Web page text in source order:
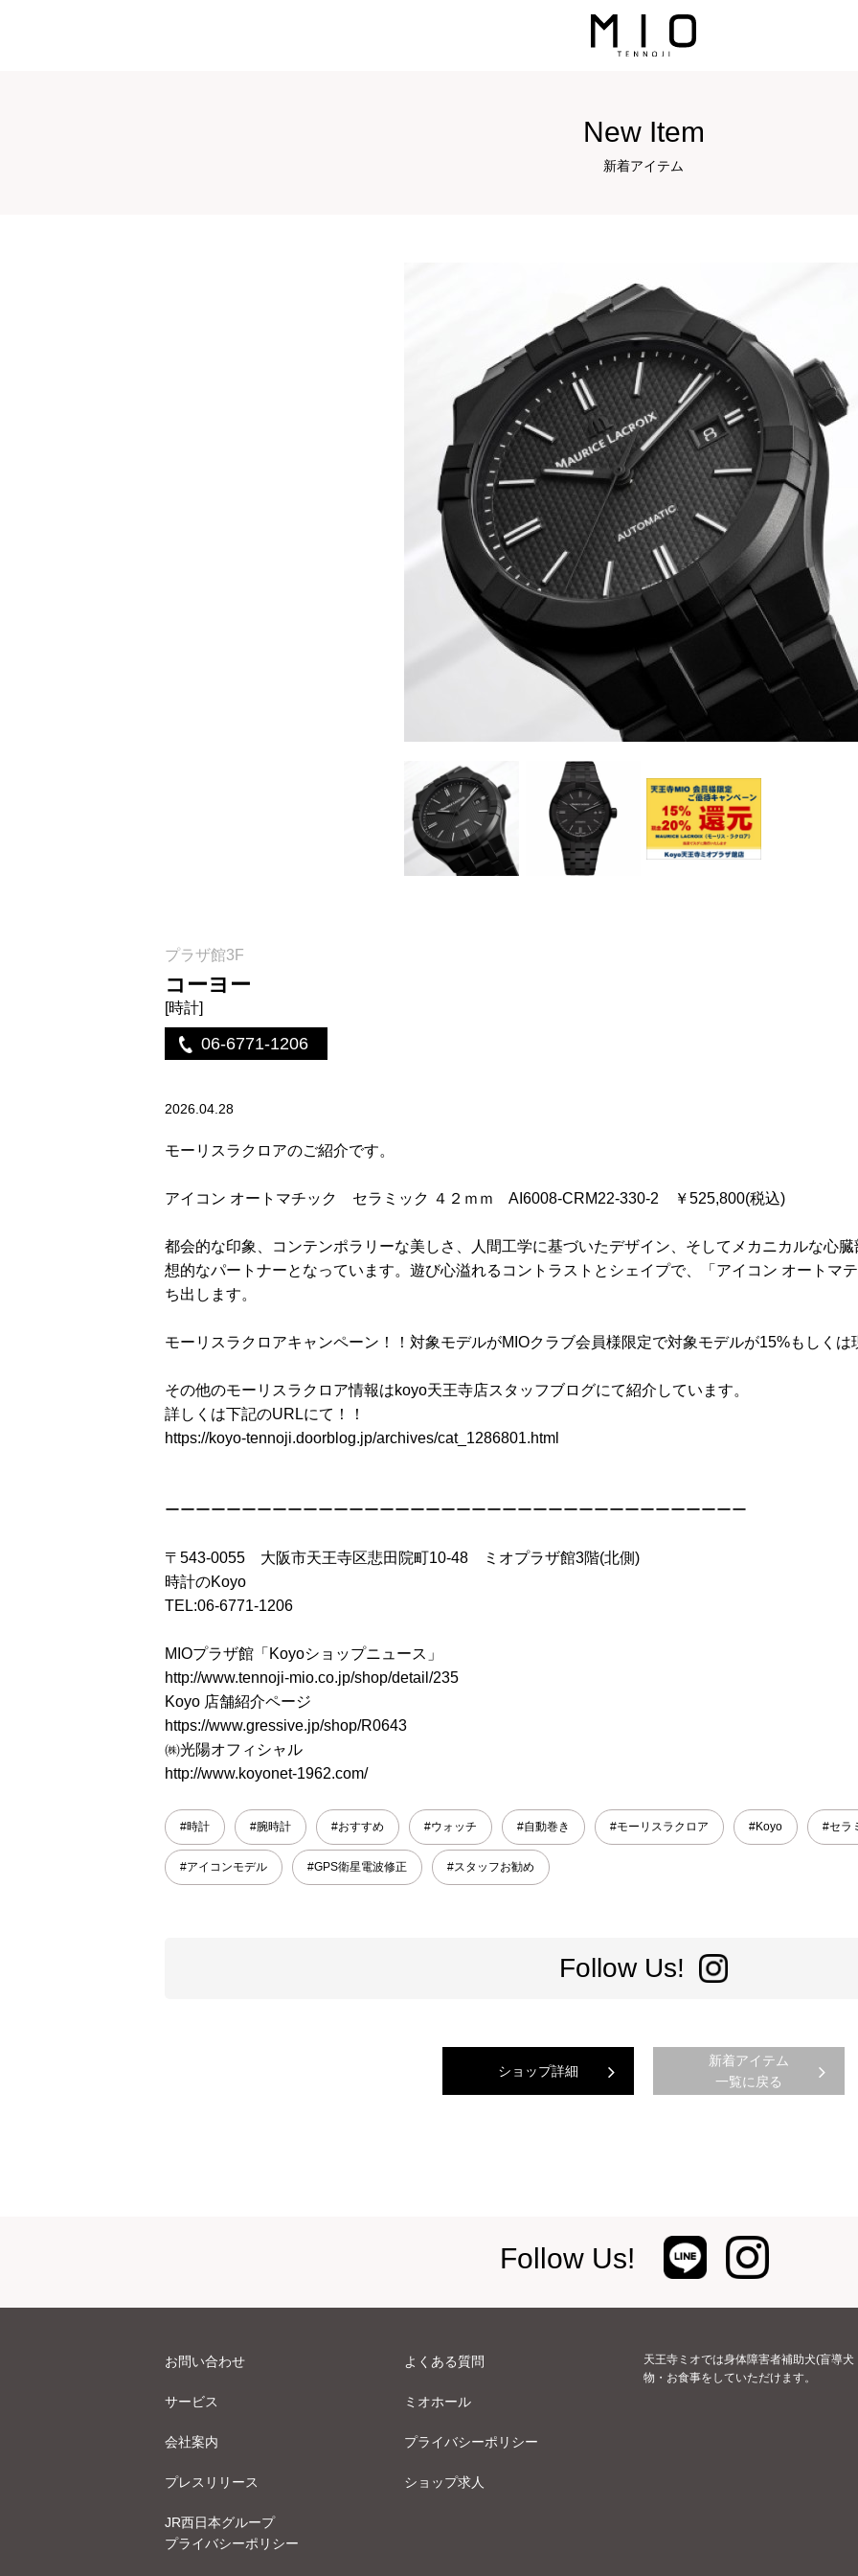
New Item
新着アイテム
プラザ館3F
コーヨー
[時計]
06-6771-1206
2026.04.28
モーリスラクロアのご紹介です。
アイコン オートマチック セラミック ４２ｍｍ AI6008-CRM22-330-2 ￥525,800(税込)
都会的な印象、コンテンポラリーな美しさ、人間工学に基づいたデザイン、そしてメカニカルな心
想的なパートナーとなっています。遊び心溢れるコントラストとシェイプで、「アイコン オートマ
ち出します。
モーリスラクロアキャンペーン！！対象モデルがMIOクラブ会員様限定で対象モデルが15%もしくは
その他のモーリスラクロア情報はkoyo天王寺店スタッフブログにて紹介しています。
詳しくは下記のURLにて！！
https://koyo-tennoji.doorblog.jp/archives/cat_1286801.html
ーーーーーーーーーーーーーーーーーーーーーーーーーーーーーーーーーーーーーー
〒543-0055 大阪市天王寺区悲田院町10-48 ミオプラザ館3階(北側)
時計のKoyo
TEL:06-6771-1206
MIOプラザ館「Koyoショップニュース」
http://www.tennoji-mio.co.jp/shop/detail/235
Koyo 店舗紹介ページ
https://www.gressive.jp/shop/R0643
㈱光陽オフィシャル
http://www.koyonet-1962.com/
#時計 #腕時計 #おすすめ #ウォッチ #自動巻き #モーリスラクロア #Koyo #セラ
#アイコンモデル #GPS衛星電波修正 #スタッフお勧め
Follow Us!
ショップ詳細
新着アイテム
一覧に戻る
Follow Us!
お問い合わせ よくある質問
サービス ミオホール
会社案内 プライバシーポリシー
プレスリリース ショップ求人
JR西日本グループ
プライバシーポリシー
天王寺ミオでは身体障害者補助犬(盲導
物・お食事をしていただけます。